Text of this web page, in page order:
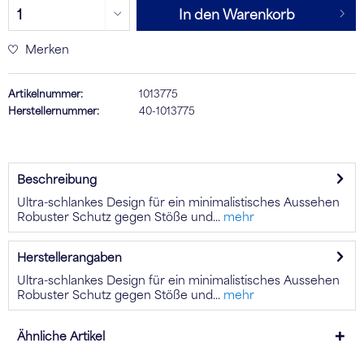
In den Warenkorb
Merken
Artikelnummer:
1013775
Herstellernummer:
40-1013775
Beschreibung
Ultra-schlankes Design für ein minimalistisches Aussehen
Robuster Schutz gegen Stöße und...
mehr
Herstellerangaben
Ultra-schlankes Design für ein minimalistisches Aussehen
Robuster Schutz gegen Stöße und...
mehr
Ähnliche Artikel